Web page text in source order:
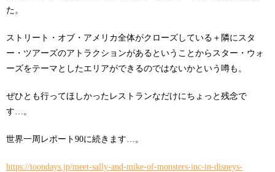
た。
ストリート・オブ・アメリカ全体がクローズしている＋隣にスタ
ー・ツアーズのアトラクションがあるということからスター・ウォ
ーズをテーマとしたエリアができるのではないかという噂も。
ぜひとも行ってほしかったレストランなだけにちょっと残念で
す…。
世界一周レポート90に続きます…。
https://toondays.jp/meet-sally-and-mike-of-monsters-inc-in-disneys-